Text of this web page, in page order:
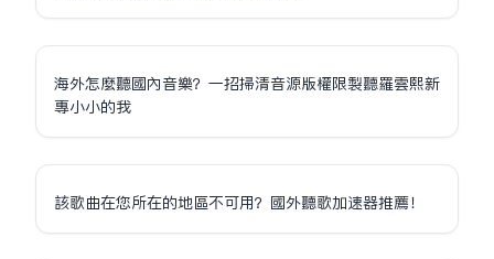
海外怎麼聽國內音樂？一招掃清音源版權限制聽羅雲熙新
專小小的我
該歌曲在您所在的地區不可用？國外聽歌加速器推薦！